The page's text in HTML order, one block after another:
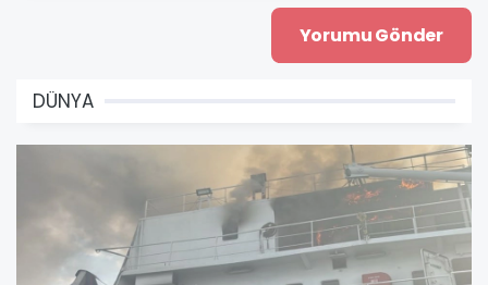
DÜNYA